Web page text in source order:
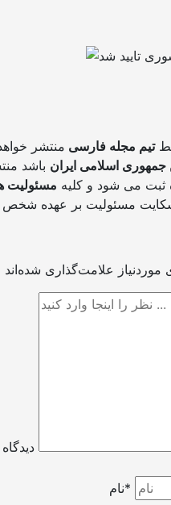
تیم مجله فارسی
جمهوری اسلامی ایران
ثبت می شود و کلیه مسئولیت
دیدگاه
نام*